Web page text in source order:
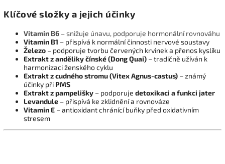
Klíčové složky a jejich účinky
Vitamin B6 – snižuje únavu, podporuje hormonální rovnováhu
Vitamin B1 – přispívá k normální činnosti nervové soustavy
Železo – podporuje tvorbu červených krvinek a přenos kyslíku
Extrakt z anděliky čínské (Dong Quai) – tradičně užíván k
harmonizaci ženského cyklu
Extrakt z cudného stromu (Vitex Agnus-castus) – známý
účinky při PMS
Extrakt z pampelišky – podporuje detoxikaci a funkci jater
Levandule – přispívá ke zklidnění a rovnováze
Vitamin E – antioxidant chránící buňky před oxidativním
stresem